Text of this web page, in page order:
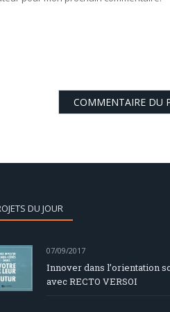
DU JOUR
07/09/2017
Innover dans l’orientation
avec RECTO VERSOI